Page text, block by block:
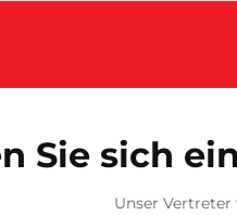
Sie sich
Unser